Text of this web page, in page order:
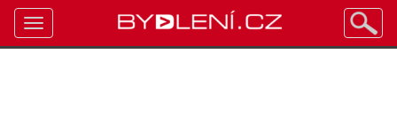
Toggle
navigation